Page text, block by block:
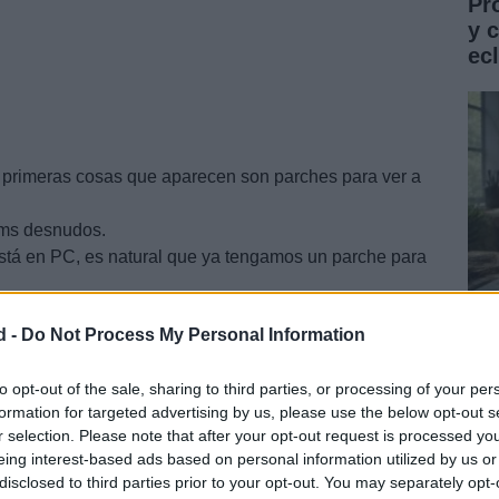
- Do Not Process My Personal Information
opt-out of the sale, sharing to third parties, or processing of your
for targeted advertising by us, please use the below opt-out
selection. Please note that after your opt-out request is processed
interest-based ads based on personal information utilized by us
to third parties prior to your opt-out. You may separately
cosas que aparecen son parches para ver a
desnudos.
en PC, es natural que ya tengamos un parche para
y